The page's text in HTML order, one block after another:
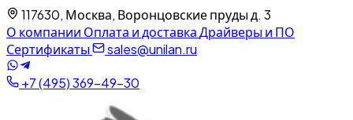
117630, Москва, Воронцовские пруды д. 3
О компании Оплата и доставкаДрайверы и ПО
Сертификаты
sales@unilan.ru
+7 (495) 369-49-30